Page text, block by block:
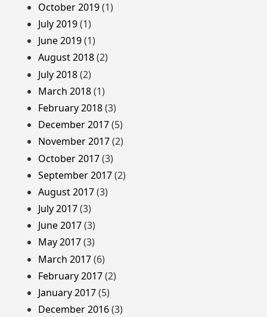
October 2019(1)
July 2019(1)
June 2019(1)
August 2018(2)
July 2018(2)
March 2018(1)
February 2018(3)
December 2017(5)
November 2017(2)
October 2017(3)
September 2017(2)
August 2017(3)
July 2017(3)
June 2017(3)
May 2017(3)
March 2017(6)
February 2017(2)
January 2017(5)
December 2016(3)